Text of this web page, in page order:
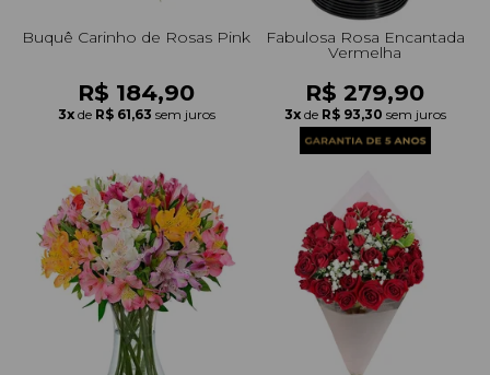
Buquê Carinho de Rosas Pink
R$ 184,90
3x de R$ 61,63 sem juros
Fabulosa Rosa Encantada
Vermelha
R$ 279,90
3x de R$ 93,30 sem juros